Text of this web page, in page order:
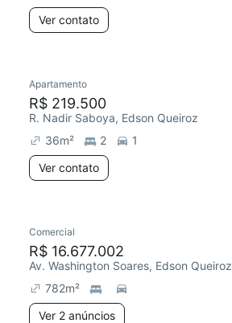
Ver contato
Apartamento
R$ 219.500
R. Nadir Saboya, Edson Queiroz
36m² 2
1
Ver contato
Comercial
R$ 16.677.002
Av. Washington Soares, Edson Queiroz
782m²
Ver 2 anúncios